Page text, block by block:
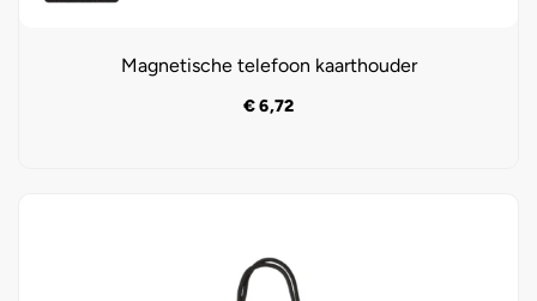
Magnetische telefoon kaarthouder
€6,72